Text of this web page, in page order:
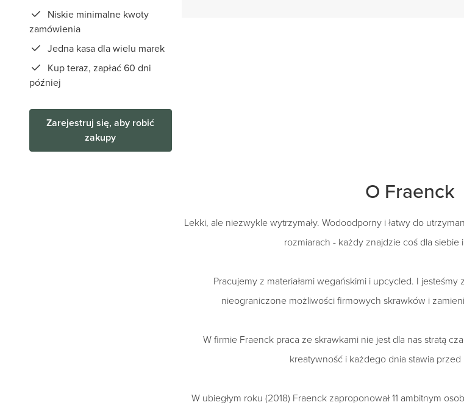
Niskie minimalne kwoty
zamówienia
Jedna kasa dla wielu marek
Kup teraz, zapłać 60 dni
później
Zarejestruj się, aby robić
zakupy
O Fraenck
Lekki, ale niezwykle wytrzymały. Wodoodporny i łatwy do
rozmiarach - każdy znajdzie coś dla siebie
Pracujemy z materiałami wegańskimi i upcycled. I
nieograniczone możliwości firmowych skrawków i
W firmie Fraenck praca ze skrawkami nie jest dla nas stratą
kreatywność i każdego dnia stawia
W ubiegłym roku (2018) Fraenck zaproponował 11 ambitnym